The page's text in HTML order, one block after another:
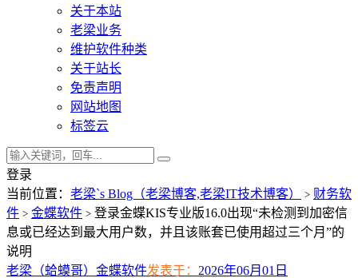
关于本站
老梁业务
维护软件种类
关于站长
免责声明
网站地图
标签云
登录
当前位置： 老梁`s Blog（老梁博客,老梁IT技术博客） > 财务软
件 > 金蝶软件 > 登录金蝶KIS专业版16.0出现“未检测到加密信
息或已经达到最大用户数，并且该账套已使用超过三个月”的
说明
老梁（蛤蟆哥） 金蝶软件发表于： 2026年06月01日